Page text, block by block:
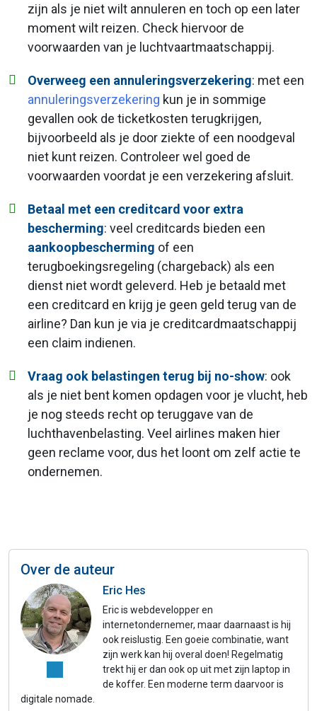
zijn als je niet wilt annuleren en toch op een later
moment wilt reizen. Check hiervoor de
voorwaarden van je luchtvaartmaatschappij.
Overweeg een annuleringsverzekering: met een
annuleringsverzekering kun je in sommige
gevallen ook de ticketkosten terugkrijgen,
bijvoorbeeld als je door ziekte of een noodgeval
niet kunt reizen. Controleer wel goed de
voorwaarden voordat je een verzekering afsluit.
Betaal met een creditcard voor extra
bescherming: veel creditcards bieden een
aankoopbescherming of een
terugboekingsregeling (chargeback) als een
dienst niet wordt geleverd. Heb je betaald met
een creditcard en krijg je geen geld terug van de
airline? Dan kun je via je creditcardmaatschappij
een claim indienen.
Vraag ook belastingen terug bij no-show: ook
als je niet bent komen opdagen voor je vlucht, heb
je nog steeds recht op teruggave van de
luchthavenbelasting. Veel airlines maken hier
geen reclame voor, dus het loont om zelf actie te
ondernemen.
Over de auteur
Eric Hes
Eric is webdevelopper en
internetondernemer, maar daarnaast is hij
ook reislustig. Een goeie combinatie, want
zijn werk kan hij overal doen! Regelmatig
trekt hij er dan ook op uit met zijn laptop in
de koffer. Een moderne term daarvoor is
digitale nomade.